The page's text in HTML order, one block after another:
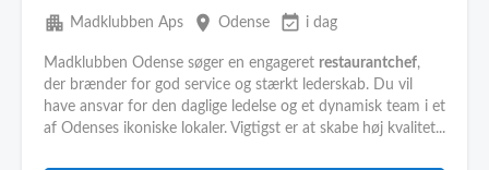
apartment Madklubben Aps place Odense event_available i dag
Madklubben Odense søger en engageret restaurantchef,
der brænder for god service og stærkt lederskab. Du vil
have ansvar for den daglige ledelse og et dynamisk team i et
af Odenses ikoniske lokaler. Vigtigst er at skabe høj kvalitet...